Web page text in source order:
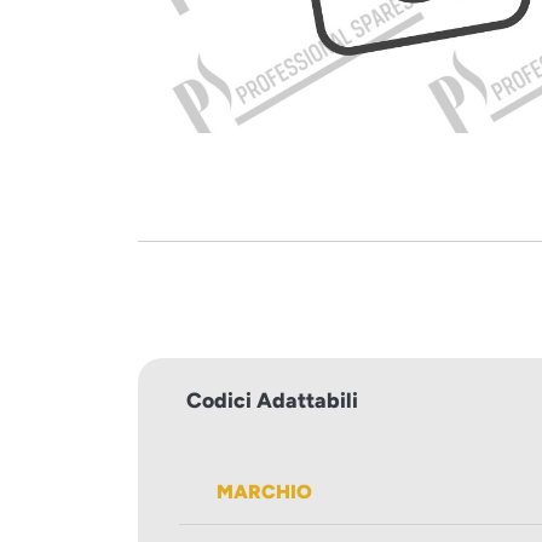
Codici Adattabili
MARCHIO